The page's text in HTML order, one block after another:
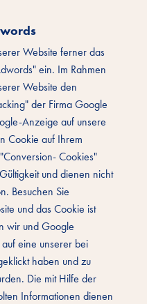
Website ferner das
ein. Im Rahmen
Website den
der Firma Google
Anzeige auf unsere
Cookie auf Ihrem
Cookies"
und dienen nicht
Besuchen Sie
und das Cookie ist
wir und Google
eine unserer bei
haben und zu
Die mit Hilfe der
Informationen dienen